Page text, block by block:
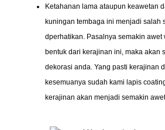
Ketahanan lama ataupun keawetan
kuningan tembaga ini menjadi salah
dperhatikan. Pasalnya semakin awet
bentuk dari kerajinan ini, maka akan
dekorasi anda. Yang pasti kerajinan
kesemuanya sudah kami lapis
kerajinan akan menjadi semakin